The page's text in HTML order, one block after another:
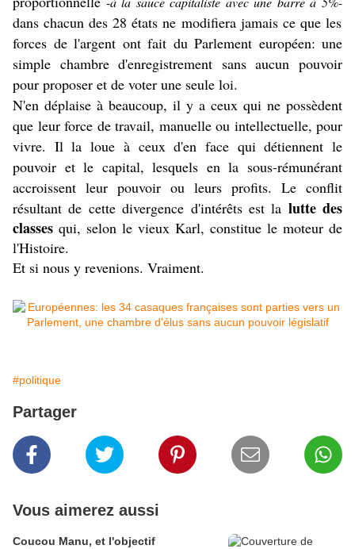
dans chacun des 28 états ne modifiera jamais ce que les
forces de l'argent ont fait du Parlement européen: une
simple chambre d'enregistrement sans aucun pouvoir
pour proposer et de voter une seule loi.
N'en déplaise à beaucoup, il y a ceux qui ne possèdent
que leur force de travail, manuelle ou intellectuelle, pour
vivre. Il la loue à ceux d'en face qui détiennent le
pouvoir et le capital, lesquels en la sous-rémunérant
accroissent leur pouvoir ou leurs profits. Le conflit
résultant de cette divergence d'intérêts est la lutte des
classes qui, selon le vieux Karl, constitue le moteur de
l'Histoire.
Et si nous y revenions. Vraiment.
#politique
Partager
Vous aimerez aussi
Coucou Manu, et l'objectif